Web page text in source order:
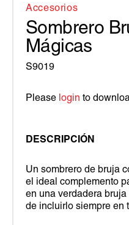
Accesorios
Sombrero
Mágicas
S9019
Please login to
DESCRIPCIÓN
Un sombrero de bruja
el ideal complemento
en una verdadera
de incluirlo siempre en